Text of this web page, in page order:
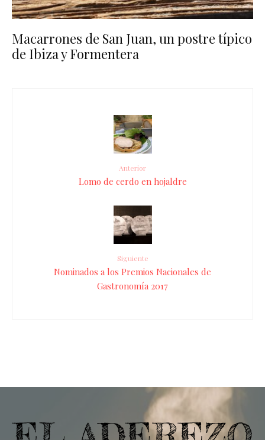
Macarrones de San Juan, un postre típico
de Ibiza y Formentera
Anterior
Lomo de cerdo en hojaldre
Siguiente
Nominados a los Premios Nacionales de
Gastronomía 2017